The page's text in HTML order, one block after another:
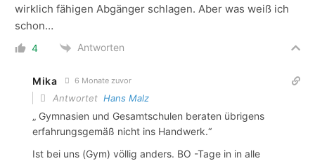
wirklich fähigen Abgänger schlagen. Aber was weiß ich
schon…
4 Antworten
Mika 6 Monate zuvor
Antwortet Hans Malz
„ Gymnasien und Gesamtschulen beraten übrigens
erfahrungsgemäß nicht ins Handwerk.“
Ist bei uns (Gym) völlig anders. BO -Tage in in alle